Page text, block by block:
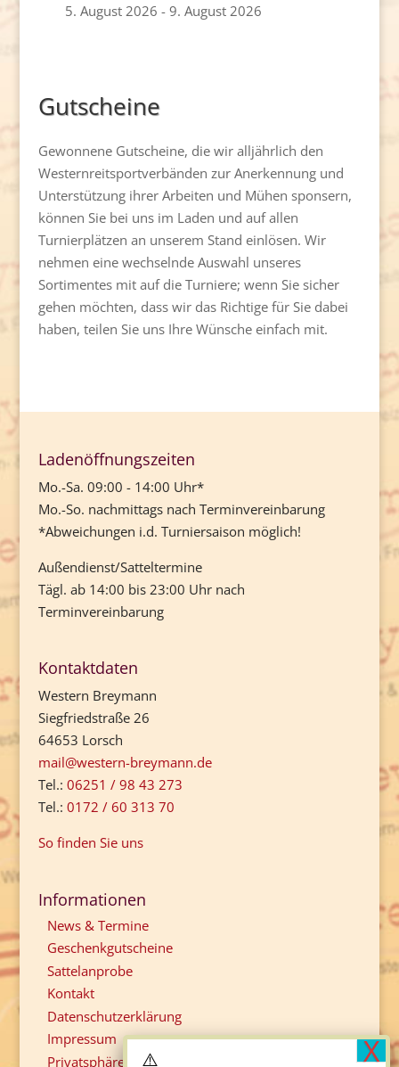
5. August 2026 - 9. August 2026
Gutscheine
Gewonnene Gutscheine, die wir alljährlich den
Westernreitsportverbänden zur Anerkennung und
Unterstützung ihrer Arbeiten und Mühen sponsern,
können Sie bei uns im Laden und auf allen
Turnierplätzen an unserem Stand einlösen. Wir
nehmen eine wechselnde Auswahl unseres
Sortimentes mit auf die Turniere; wenn Sie sicher
gehen möchten, dass wir das Richtige für Sie dabei
haben, teilen Sie uns Ihre Wünsche einfach mit.
Ladenöffnungszeiten
Mo.-Sa. 09:00 - 14:00 Uhr*
Mo.-So. nachmittags nach Terminvereinbarung
*Abweichungen i.d. Turniersaison möglich!
Außendienst/Satteltermine
Tägl. ab 14:00 bis 23:00 Uhr nach
Terminvereinbarung
Kontaktdaten
Western Breymann
Siegfriedstraße 26
64653 Lorsch
mail@western-breymann.de
Tel.: 06251 / 98 43 273
Tel.: 0172 / 60 313 70
So finden Sie uns
Informationen
News & Termine
Geschenkgutscheine
Sattelanprobe
Kontakt
Datenschutzerklärung
Impressum
Privatsphäre-Einstellungen ändern